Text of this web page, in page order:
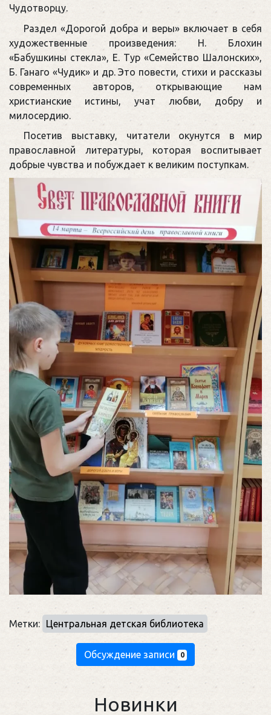
Чудотворцу.
Раздел «Дорогой добра и веры» включает в себя
художественные произведения: Н. Блохин
«Бабушкины стекла», Е. Тур «Семейство Шалонских»,
Б. Ганаго «Чудик» и др. Это повести, стихи и рассказы
современных авторов, открывающие нам
христианские истины, учат любви, добру и
милосердию.
Посетив выставку, читатели окунутся в мир
православной литературы, которая воспитывает
добрые чувства и побуждает к великим поступкам.
Метки: Центральная детская библиотека
Обсуждение записи 0
Новинки